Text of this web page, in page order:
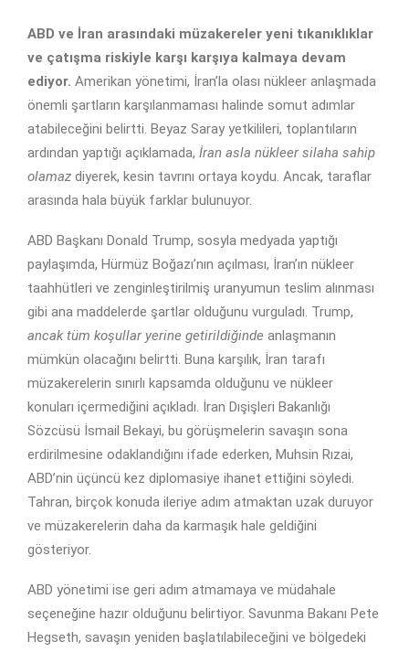
ABD ve İran arasındaki müzakereler yeni tıkanıklıklar
ve çatışma riskiyle karşı karşıya kalmaya devam
ediyor. Amerikan yönetimi, İran’la olası nükleer anlaşmada
önemli şartların karşılanmaması halinde somut adımlar
atabileceğini belirtti. Beyaz Saray yetkilileri, toplantıların
ardından yaptığı açıklamada, İran asla nükleer silaha sahip
olamaz diyerek, kesin tavrını ortaya koydu. Ancak, taraflar
arasında hala büyük farklar bulunuyor.
ABD Başkanı Donald Trump, sosyla medyada yaptığı
paylaşımda, Hürmüz Boğazı’nın açılması, İran’ın nükleer
taahhütleri ve zenginleştirilmiş uranyumun teslim alınması
gibi ana maddelerde şartlar olduğunu vurguladı. Trump,
ancak tüm koşullar yerine getirildiğinde anlaşmanın
mümkün olacağını belirtti. Buna karşılık, İran tarafı
müzakerelerin sınırlı kapsamda olduğunu ve nükleer
konuları içermediğini açıkladı. İran Dışişleri Bakanlığı
Sözcüsü İsmail Bekayi, bu görüşmelerin savaşın sona
erdirilmesine odaklandığını ifade ederken, Muhsin Rızai,
ABD’nin üçüncü kez diplomasiye ihanet ettiğini söyledi.
Tahran, birçok konuda ileriye adım atmaktan uzak duruyor
ve müzakerelerin daha da karmaşık hale geldiğini
gösteriyor.
ABD yönetimi ise geri adım atmamaya ve müdahale
seçeneğine hazır olduğunu belirtiyor. Savunma Bakanı Pete
Hegseth, savaşın yeniden başlatılabileceğini ve bölgedeki